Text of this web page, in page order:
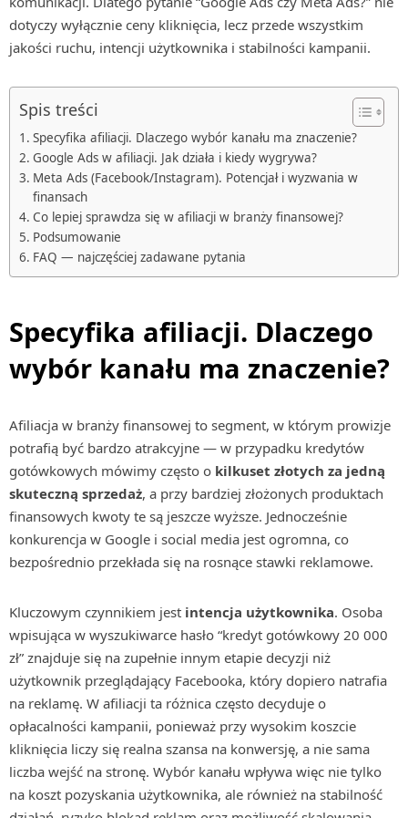
dotyczy wyłącznie ceny kliknięcia, lecz przede wszystkim
jakości ruchu, intencji użytkownika i stabilności kampanii.
Spis treści
Specyfika afiliacji. Dlaczego wybór kanału ma znaczenie?
Google Ads w afiliacji. Jak działa i kiedy wygrywa?
Meta Ads (Facebook/Instagram). Potencjał i wyzwania w
finansach
Co lepiej sprawdza się w afiliacji w branży finansowej?
Podsumowanie
FAQ — najczęściej zadawane pytania
Specyfika afiliacji. Dlaczego
wybór kanału ma znaczenie?
Afiliacja w branży finansowej to segment, w którym prowizje
potrafią być bardzo atrakcyjne — w przypadku kredytów
gotówkowych mówimy często o kilkuset złotych za jedną
skuteczną sprzedaż, a przy bardziej złożonych produktach
finansowych kwoty te są jeszcze wyższe. Jednocześnie
konkurencja w Google i social media jest ogromna, co
bezpośrednio przekłada się na rosnące stawki reklamowe.
Kluczowym czynnikiem jest intencja użytkownika. Osoba
wpisująca w wyszukiwarce hasło “kredyt gotówkowy 20 000
zł” znajduje się na zupełnie innym etapie decyzji niż
użytkownik przeglądający Facebooka, który dopiero natrafia
na reklamę. W afiliacji ta różnica często decyduje o
opłacalności kampanii, ponieważ przy wysokim koszcie
kliknięcia liczy się realna szansa na konwersję, a nie sama
liczba wejść na stronę. Wybór kanału wpływa więc nie tylko
na koszt pozyskania użytkownika, ale również na stabilność